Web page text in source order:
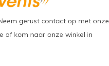
gerust contact op met onze
of kom naar onze winkel in